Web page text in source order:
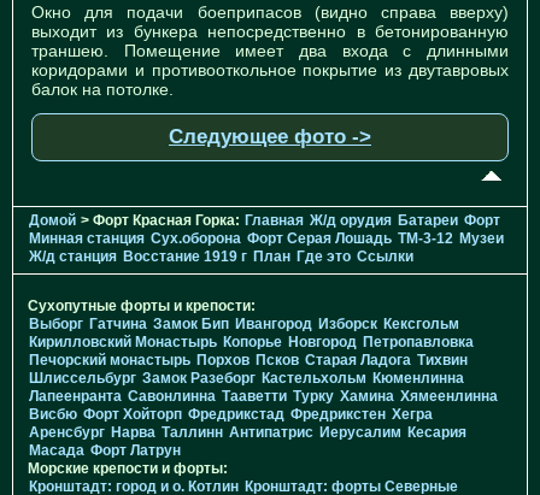
Окно для подачи боеприпасов (видно справа вверху)
выходит из бункера непосредственно в бетонированную
траншею. Помещение имеет два входа с длинными
коридорами и противооткольное покрытие из двутавровых
балок на потолке.
Следующее фото ->
Домой > Форт Красная Горка: Главная Ж/д орудия Батареи Форт
Минная станция Cух.оборона Форт Серая Лошадь TM-3-12 Музеи
Ж/д станция Восстание 1919 г План Где это Ссылки
Сухопутные форты и крепости:
Выборг Гатчина Замок Бип Ивангород Изборск Кексгольм
Кирилловский Монастырь Копорье Новгород Петропавловка
Печорcкий монастырь Порхов Псков Старая Ладога Тихвин
Шлиссельбург Замок Разеборг Кастельхольм Кюменлинна
Лапеенранта Савонлинна Тааветти Турку Хамина Хямеенлинна
Висбю Форт Хойторп Фредрикстад Фредрикстен Хегра
Аренсбург Нарва Таллинн Антипатрис Иерусалим Кесария
Масада Форт Латрун
Морские крепости и форты:
Кронштадт: город и о. Котлин Кронштадт: форты Северные